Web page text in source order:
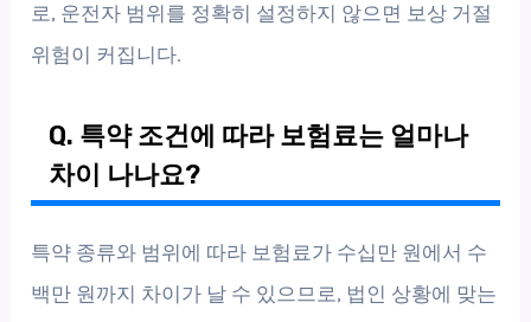
로, 운전자 범위를 정확히 설정하지 않으면 보상 거절
위험이 커집니다.
Q. 특약 조건에 따라 보험료는 얼마나
차이 나나요?
특약 종류와 범위에 따라 보험료가 수십만 원에서 수
백만 원까지 차이가 날 수 있으므로, 법인 상황에 맞는